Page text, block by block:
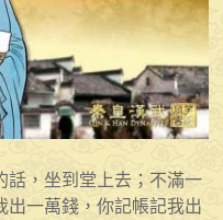
話，坐到堂上去；不滿一
出一萬錢，你記帳記我出